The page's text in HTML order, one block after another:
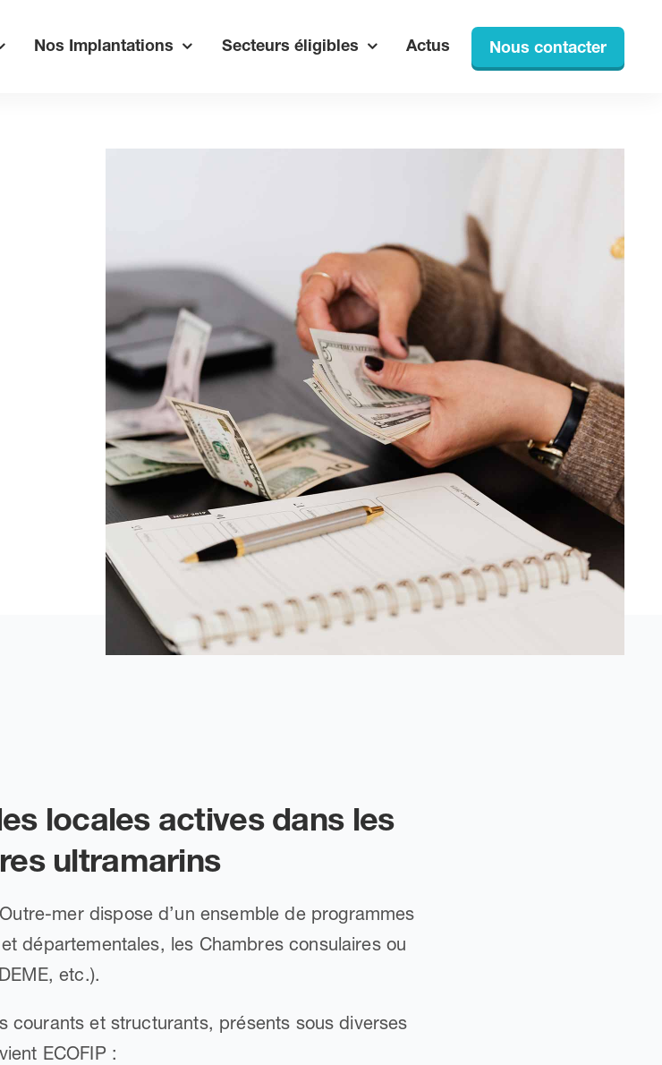
Nos Implantations Secteurs éligibles Actus Nous contacter
locales actives dans les
ultramarins
mer dispose d’un ensemble de programmes
départementales, les Chambres consulaires ou
etc.).
courants et structurants, présents sous diverses
ECOFIP :